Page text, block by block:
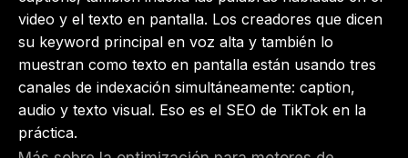
video y el texto en pantalla. Los creadores que dicen
su keyword principal en voz alta y también lo
muestran como texto en pantalla están usando tres
canales de indexación simultáneamente: caption,
audio y texto visual. Eso es el SEO de TikTok en la
práctica.